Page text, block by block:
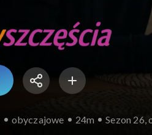
obyczajowe 24m Sezon 26,